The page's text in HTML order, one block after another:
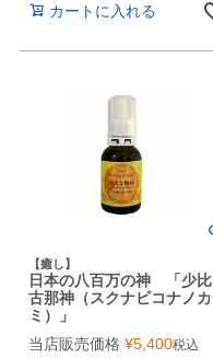
カートに入れる
【癒し】
日本の八百万の神 「少比
古那神（スクナビコナノカ
ミ）」
当店販売価格 ¥5,400税込